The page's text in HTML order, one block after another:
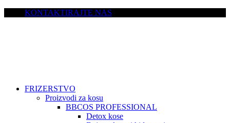
KONTAKTIRAJTE NAS
FRIZERSTVO
Proizvodi za kosu
BBCOS PROFESSIONAL
Detox kose